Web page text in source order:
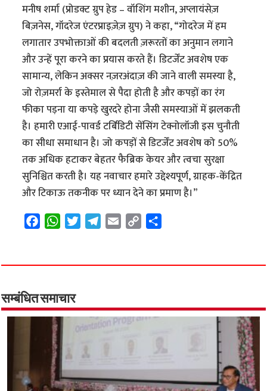
मनीष शर्मा (प्रोडक्ट ग्रुप हेड – वॉशिंग मशीन, अप्लायंसेज़
बिज़नेस, गॉदरेज एंटरप्राइज़ेज़ ग्रुप) ने कहा, “गोदरेज में हम
लगातार उपभोक्ताओं की बदलती ज़रूरतों का अनुमान लगाने
और उन्हें पूरा करने का प्रयास करते हैं। डिटर्जेंट अवशेष एक
सामान्य, लेकिन अक्सर नज़रअंदाज़ की जाने वाली समस्या है,
जो रोज़मर्रा के इस्तेमाल से पैदा होती है और कपड़ों का रंग
फीका पड़ना या कपड़े खुरदरे होना जैसी समस्याओं में झलकती
है। हमारी एआई-पावर्ड टर्बिडिटी सेंसिंग टेक्नोलॉजी इस चुनौती
का सीधा समाधान है। जो कपड़ों से डिटर्जेंट अवशेष को 50%
तक अधिक हटाकर बेहतर फैब्रिक केयर और त्वचा सुरक्षा
सुनिश्चित करती है। यह नवाचार हमारे उद्देश्यपूर्ण, ग्राहक-केंद्रित
और टिकाऊ तकनीक पर ध्यान देने का प्रमाण है।”
F
e
o
o
W
t
A
p
p
T
t
r
T
e
a
m
E
i
C
y
n
r
सम्बंधित समाचार